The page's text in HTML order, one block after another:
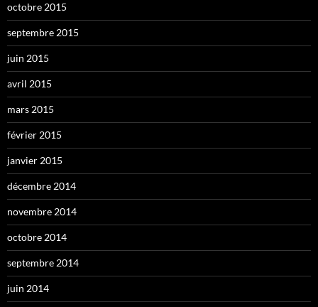
octobre 2015
septembre 2015
juin 2015
avril 2015
mars 2015
février 2015
janvier 2015
décembre 2014
novembre 2014
octobre 2014
septembre 2014
juin 2014